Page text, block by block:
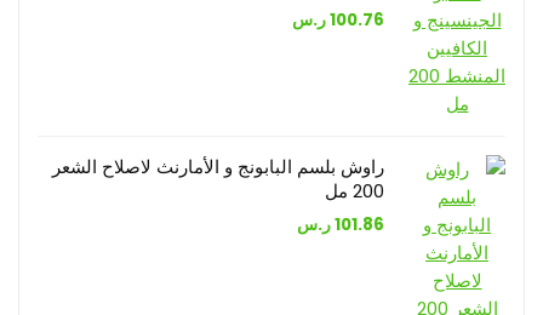
100.76ر.س
راوش بلسم البابونج و الأمارنث لاصلاح الشعر
200 مل
101.86ر.س